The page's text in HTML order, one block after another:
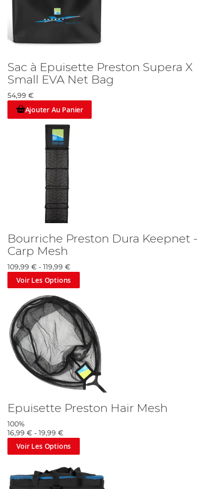
Sac à Epuisette Preston Supera X
Small EVA Net Bag
54,99 €
Ajouter Au Panier
Bourriche Preston Dura Keepnet -
Carp Mesh
109,99 € - 119,99 €
Voir Les Options
Epuisette Preston Hair Mesh
100%
16,99 € - 19,99 €
Voir Les Options